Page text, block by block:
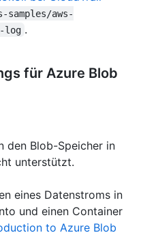
samples/aws-
log .
für Azure Blob
den Blob-Speicher in
unterstützt.
eines Datenstroms in
und einen Container
to Azure Blob